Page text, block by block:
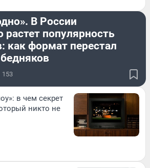
В России
растет популярность
как формат перестал
153
в чем секрет
никто не